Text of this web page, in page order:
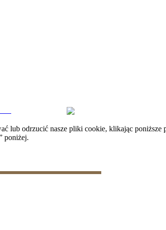
lub odrzucić nasze pliki cookie, klikając
poniżej.